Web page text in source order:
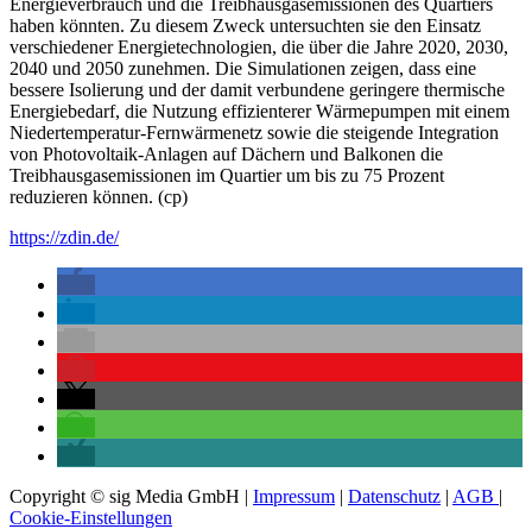
haben könnten. Zu diesem Zweck untersuchten sie den Einsatz
verschiedener Energietechnologien, die über die Jahre 2020, 2030,
2040 und 2050 zunehmen. Die Simulationen zeigen, dass eine
bessere Isolierung und der damit verbundene geringere thermische
Energiebedarf, die Nutzung effizienterer Wärmepumpen mit einem
Niedertemperatur-Fernwärmenetz sowie die steigende Integration
von Photovoltaik-Anlagen auf Dächern und Balkonen die
Treibhausgasemissionen im Quartier um bis zu 75 Prozent
reduzieren können. (cp)
https://zdin.de/
Copyright © sig Media GmbH | Impressum | Datenschutz | AGB |
Cookie-Einstellungen